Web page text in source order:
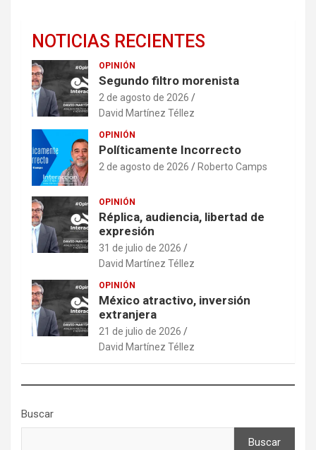
NOTICIAS RECIENTES
OPINIÓN
Segundo filtro morenista
2 de agosto de 2026
David Martínez Téllez
OPINIÓN
Políticamente Incorrecto
2 de agosto de 2026 Roberto Camps
OPINIÓN
Réplica, audiencia, libertad de
expresión
31 de julio de 2026
David Martínez Téllez
OPINIÓN
México atractivo, inversión
extranjera
21 de julio de 2026
David Martínez Téllez
Buscar
Buscar